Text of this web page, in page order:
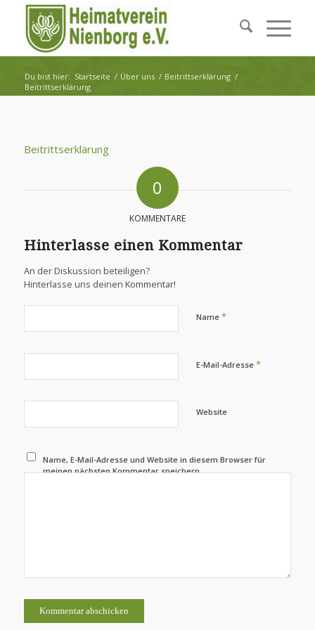
Du bist hier: Startseite / Über uns / Beitrittserklärung /
Beitrittserklärung
Beitrittserklärung
0
KOMMENTARE
Hinterlasse einen Kommentar
An der Diskussion beteiligen?
Hinterlasse uns deinen Kommentar!
Name *
E-Mail-Adresse *
Website
Name, E-Mail-Adresse und Website in diesem Browser für
meinen nächsten Kommentar speichern.